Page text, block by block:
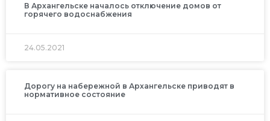
В Архангельске началось отключение домов от
горячего водоснабжения
24.05.2021
Дорогу на набережной в Архангельске приводят в
нормативное состояние